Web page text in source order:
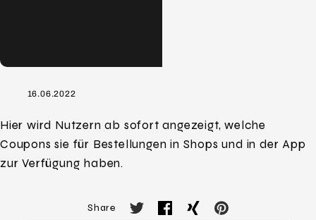
16.06.2022
Hier wird Nutzern ab sofort angezeigt, welche
Coupons sie für Bestellungen in Shops und in der App
zur Verfügung haben.
Share